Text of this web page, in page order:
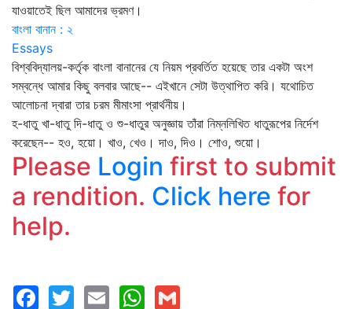
যাওয়াতেই ছিল আমাদের ভ্রমণ।
বাংলা বানান : ২
Essays
বিশ্ববিদ্যালয়-কর্তৃক বাংলা বানানের যে নিয়ম প্রবর্তিত হয়েছে তার একটা অংশ
সম্বন্ধে আমার কিছু বলবার আছে-- এইখানে সেটা উত্থাপিত করি। যথোচিত
আলোচনা দ্বারা তার চরম মীমাংসা প্রার্থনীয়।
হ-ধাতু খা-ধাতু দি-ধাতু ও শু-ধাতুর অনুজ্ঞায় তাঁরা নিম্নলিখিত ধাতুরূপের নির্দেশ
করেছেন-- হও, হয়ো। খাও, খেও। দাও, দিও। শোও, শুয়ো।
Please Login first to submit
a rendition. Click here for
help.